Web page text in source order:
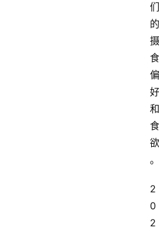
们
的
摄
食
偏
好
和
食
欲
。
2
0
2